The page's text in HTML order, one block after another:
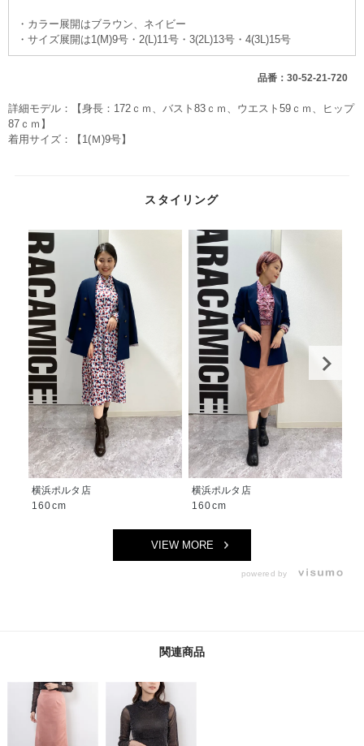
・カラー展開はブラウン、ネイビー
・サイズ展開は1(M)9号・2(L)11号・3(2L)13号・4(3L)15号
品番：30-52-21-720
詳細モデル：【身長：172ｃｍ、バスト83ｃｍ、ウエスト59ｃｍ、ヒップ
87ｃｍ】
着用サイズ：【1(Ｍ)9号】
スタイリング
横浜ポルタ店
160cm
横浜ポルタ店
160cm
VIEW MORE
powered by
関連商品